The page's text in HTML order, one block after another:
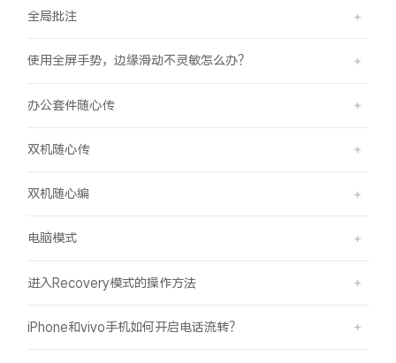
全局批注
使用全屏手势，边缘滑动不灵敏怎么办？
办公套件随心传
双机随心传
双机随心编
电脑模式
进入Recovery模式的操作方法
iPhone和vivo手机如何开启电话流转？